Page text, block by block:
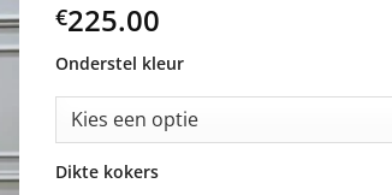
€225.00
Onderstel kleur
Dikte kokers